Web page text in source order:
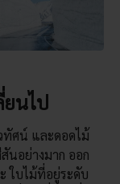
นไป
ทัศน์ และดอดไม้
นอย่างมาก ออก
ใบไม้ที่อยู่ระดับ